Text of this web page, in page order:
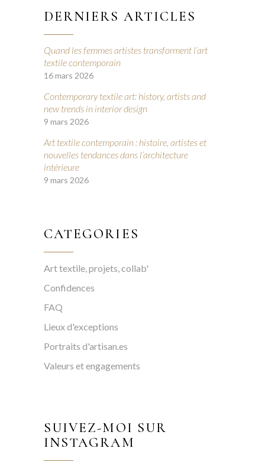
DERNIERS ARTICLES
Quand les femmes artistes transforment l’art
textile contemporain
16 mars 2026
Contemporary textile art: history, artists and
new trends in interior design
9 mars 2026
Art textile contemporain : histoire, artistes et
nouvelles tendances dans l’architecture
intérieure
9 mars 2026
CATEGORIES
Art textile, projets, collab'
Confidences
FAQ
Lieux d'exceptions
Portraits d'artisan.es
Valeurs et engagements
SUIVEZ-MOI SUR
INSTAGRAM